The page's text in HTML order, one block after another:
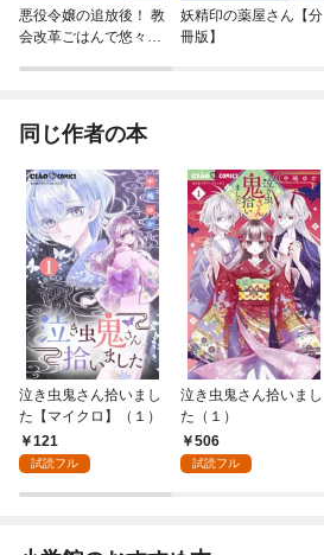
悪役令嬢の追放後！ 教
会改革ごはんで悠々シ
妖精印の薬屋さん【分
冊版】
同じ作者の本
泣き虫鬼さん拾いまし
た【マイクロ】（１）
121
試読フル
泣き虫鬼さん拾いまし
た（１）
506
試読フル